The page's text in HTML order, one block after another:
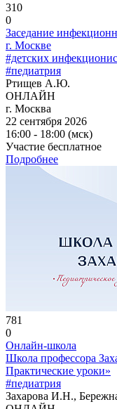
310
0
Заседание
г. Москве
#детских
#педиатрия
Ртищев А.Ю.
ОНЛАЙН
г. Москва
22 сентября 2026
16:00 - 18:00 (мск)
Участие бесплатное
Подробнее
781
0
Онлайн-школа
Школа профессора
Практические уроки»
#педиатрия
Захарова И.Н.,